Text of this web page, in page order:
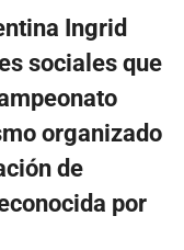
Ingrid
sociales que
organizado
de
por